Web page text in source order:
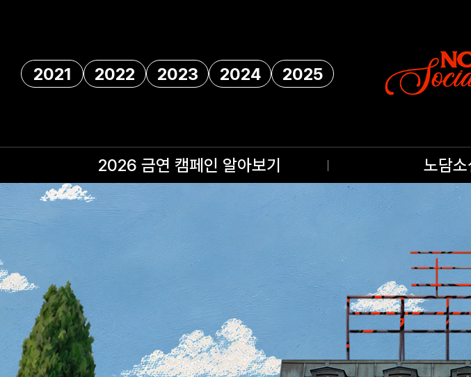
2021 2022 2023 2024 2025
2026 금연 캠페인 알아보기 노담